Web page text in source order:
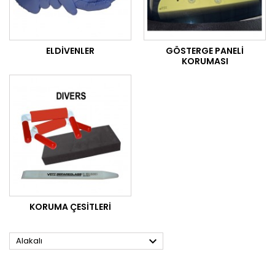
ELDIVENLER
GÖSTERGE PANELI
KORUMASI
KORUMA ÇESITLERI
Alakalı 